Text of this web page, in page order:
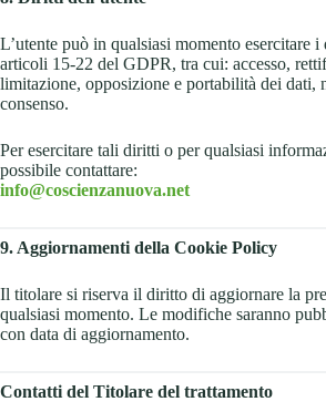
L’utente può in qualsiasi momento esercitare
articoli 15-22 del GDPR, tra cui: accesso,
limitazione, opposizione e portabilità dei dati,
consenso.
Per esercitare tali diritti o per qualsiasi
possibile contattare:
info@coscienzanuova.net
9. Aggiornamenti della Cookie Policy
Il titolare si riserva il diritto di aggiornare la
qualsiasi momento. Le modifiche saranno
con data di aggiornamento.
Contatti del Titolare del trattamento